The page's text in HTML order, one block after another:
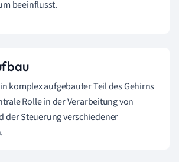
beeinflusst.
komplex aufgebauter Teil des Gehirns
Rolle in der Verarbeitung von
der Steuerung verschiedener